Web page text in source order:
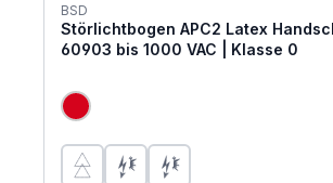
BSD
Störlichtbogen APC2 Latex
60903 bis 1000 VAC | Klasse 0